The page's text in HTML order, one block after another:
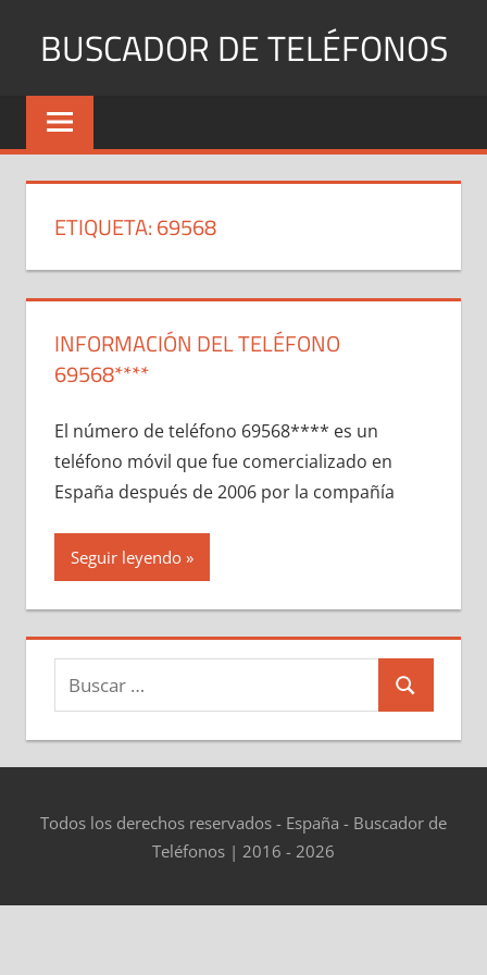
BUSCADOR DE TELÉFONOS
Identifica
Números
y
ETIQUETA:69568
INFORMACIÓN DEL TELÉFONO
69568****
El número dе teléfono 69568**** es un
teléfono móvil quе fue comercializado en
España después dе 2006 pοr la compañía
Seguir leyendo
Buscar:
Buscar
Todos los derechos reservados - España - Buscador de
Teléfonos | 2016 - 2026